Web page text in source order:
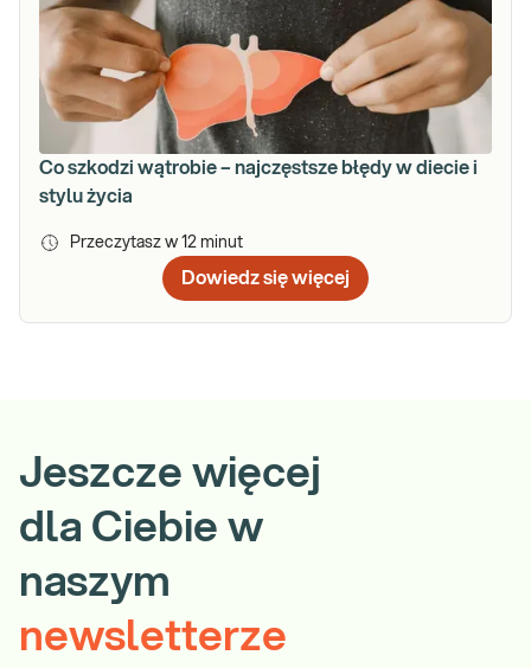
Co szkodzi wątrobie – najczęstsze błędy w diecie i
stylu życia
Przeczytasz w 12 minut
Dowiedz się więcej
Jeszcze więcej
dla Ciebie w
naszym
newsletterze